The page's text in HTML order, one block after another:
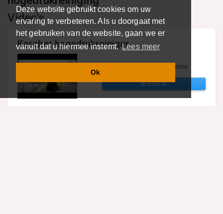
Deze website gebruikt cookies om uw
ervaring te verbeteren. Als u doorgaat met
het gebruiken van de website, gaan we er
vanuit dat u hiermee instemt.Lees meer
Ok
Video's
Karcher hogedrukreiniger
k7 premium full control home
BEKIJK